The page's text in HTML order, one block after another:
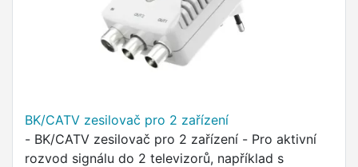
BK/CATV zesilovač pro 2 zařízení
- BK/CATV zesilovač pro 2 zařízení - Pro aktivní
rozvod signálu do 2 televizorů, například s